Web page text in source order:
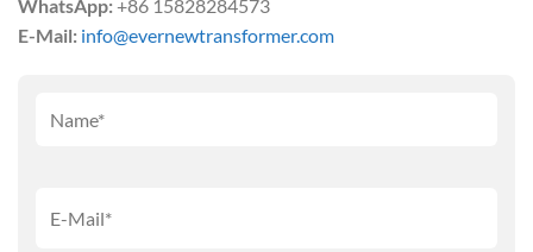
WhatsApp:+86 15828284573
E-Mail: info@evernewtransformer.com